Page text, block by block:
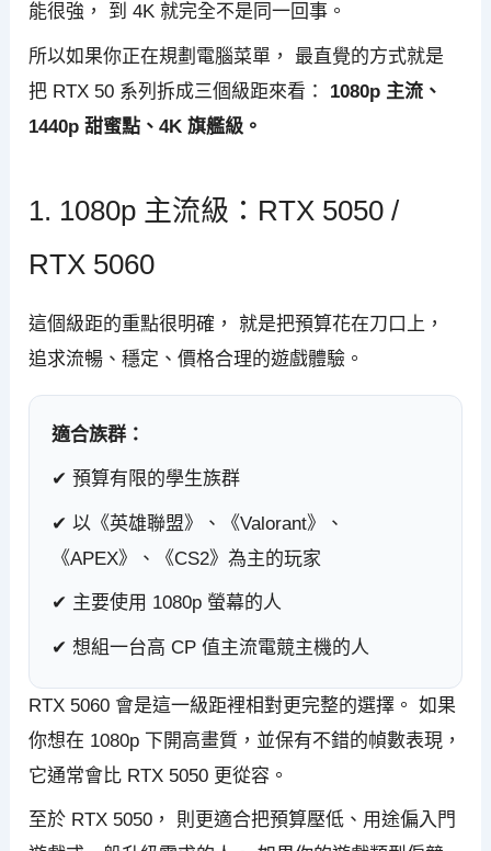
能很強， 到 4K 就完全不是同一回事。
所以如果你正在規劃電腦菜單， 最直覺的方式就是
把 RTX 50 系列拆成三個級距來看： 1080p 主流、
1440p 甜蜜點、4K 旗艦級。
1. 1080p 主流級：RTX 5050 /
RTX 5060
這個級距的重點很明確， 就是把預算花在刀口上，
追求流暢、穩定、價格合理的遊戲體驗。
適合族群：
✔ 預算有限的學生族群
✔ 以《英雄聯盟》、《Valorant》、
《APEX》、《CS2》為主的玩家
✔ 主要使用 1080p 螢幕的人
✔ 想組一台高 CP 值主流電競主機的人
RTX 5060 會是這一級距裡相對更完整的選擇。 如果
你想在 1080p 下開高畫質，並保有不錯的幀數表現，
它通常會比 RTX 5050 更從容。
至於 RTX 5050， 則更適合把預算壓低、用途偏入門